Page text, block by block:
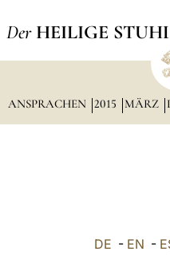
Der HEILIGE
ANSPRACHEN 2015 MÄRZ
DE - EN -